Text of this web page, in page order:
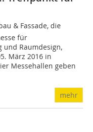
& Fas­sade, die
für
und Raumdesign,
März 2016 in
Messehallen geben
mehr